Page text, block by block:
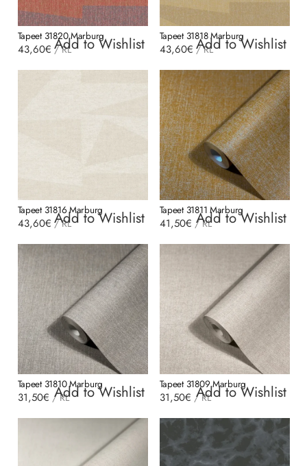
Tapeet 31820 Marburg
43,60€ /RL
Add to Wishlist Tapeet 31818 Marburg
43,60€ /RL
Add to Wishlist
Tapeet 31816 Marburg
43,60€ /RL
Add to Wishlist Tapeet 31811 Marburg
41,50€ /RL
Add to Wishlist
Tapeet 31810 Marburg
31,50€ /RL
Add to Wishlist Tapeet 31809 Marburg
31,50€ /RL
Add to Wishlist